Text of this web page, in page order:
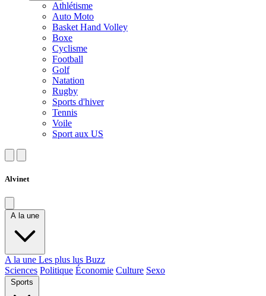
Athlétisme
Auto Moto
Basket Hand Volley
Boxe
Cyclisme
Football
Golf
Natation
Rugby
Sports d'hiver
Tennis
Voile
Sport aux US
Alvinet
A la une
A la une Les plus lus Buzz
Sciences Politique Économie Culture Sexo
Sports